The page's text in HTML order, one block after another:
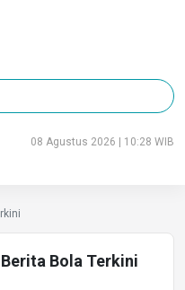
08 Agustus 2026 | 10:28 WIB
Bola Terkini